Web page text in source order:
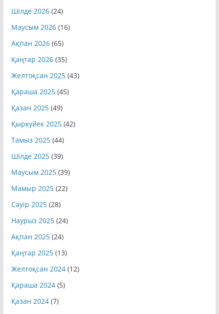
Шілде 2026(24)
Маусым 2026(16)
Ақпан 2026(65)
Қаңтар 2026(35)
Желтоқсан 2025(43)
Қараша 2025(45)
Қазан 2025(49)
Қыркүйек 2025(42)
Тамыз 2025(44)
Шілде 2025(39)
Маусым 2025(39)
Мамыр 2025(22)
Сәуір 2025(28)
Наурыз 2025(24)
Ақпан 2025(24)
Қаңтар 2025(13)
Желтоқсан 2024(12)
Қараша 2024(5)
Қазан 2024(7)